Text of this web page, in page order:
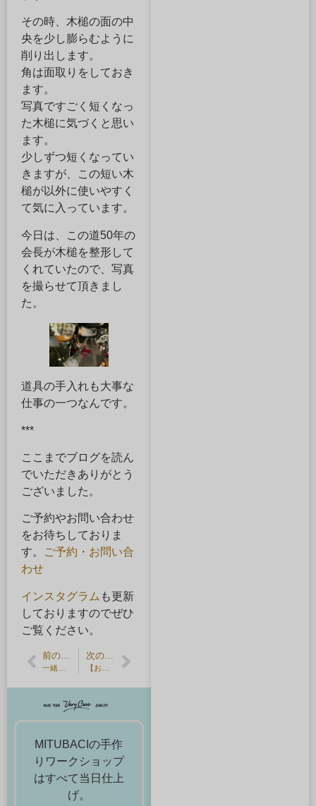
その時、木槌の面の中
央を少し膨らむように
削り出します。
角は面取りをしておき
ます。
写真ですごく短くなっ
た木槌に気づくと思い
ます。
少しずつ短くなってい
きますが、この短い木
槌が以外に使いやすく
て気に入っています。
今日は、この道50年の
会長が木槌を整形して
くれていたので、写真
を撮らせて頂きまし
た。
道具の手入れも大事な
仕事の一つなんです。
***
ここまでブログを読ん
でいただきありがとう
ございました。
ご予約やお問い合わせ
をお待ちしておりま
す。
ご予約・お問い合
わせ
インスタグラム も更新
しておりますのでぜひ
ご覧ください。
前の記事 次の記事
MITUBACIの手作
りワークショップ
はすべて当日仕上
げ。